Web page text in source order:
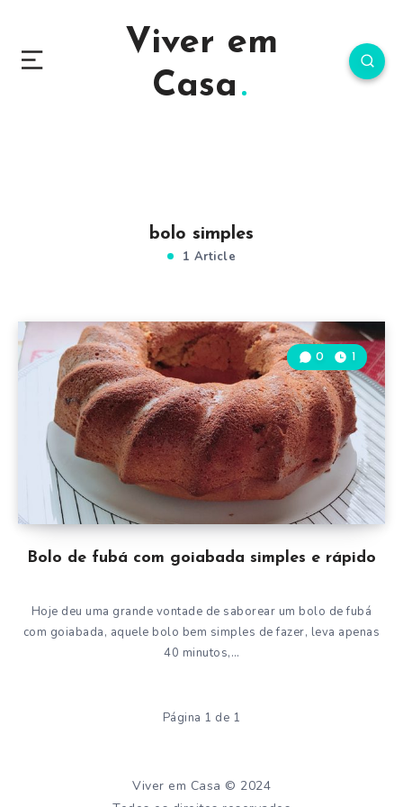
Viver em
Casa
bolo simples
1 Article
Bolo de fubá com goiabada simples e rápido
0 1
Hoje deu uma grande vontade de saborear um bolo de fubá
com goiabada, aquele bolo bem simples de fazer, leva apenas
40 minutos,…
Página 1 de 1
Viver em Casa © 2024